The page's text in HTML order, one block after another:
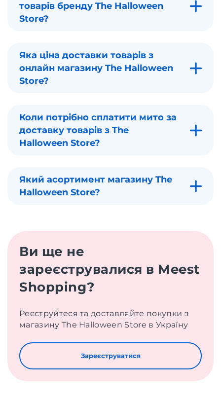
товарів бренду The Halloween
Store?
Яка ціна доставки товарів з
онлайн магазину The Halloween
Store?
Коли потрібно сплатити мито за
доставку товарів з The
Halloween Store?
Який асортимент магазину The
Halloween Store?
Ви ще не
зареєструвалися в Meest
Shopping?
Реєструйтеся та доставляйте покупки з
магазину The Halloween Store в Україну
Зареєструватися